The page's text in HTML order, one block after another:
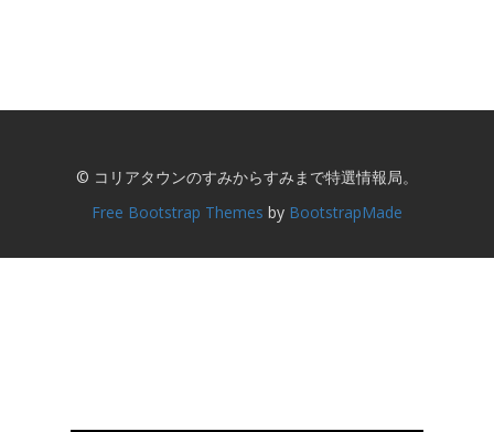
© コリアタウンのすみからすみまで特選情報局。
Free Bootstrap Themes by BootstrapMade